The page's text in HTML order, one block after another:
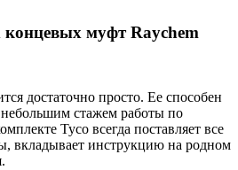
муфт Raychem
достаточно просто. Ее способен
стажем работы по
Tyco всегда поставляет все
вкладывает инструкцию на родном